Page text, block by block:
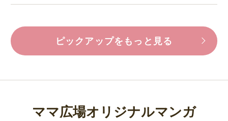
ピックアップをもっと見る
ママ広場オリジナルマンガ